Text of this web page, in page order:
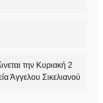
την Κυριακή 2
Άγγελου Σικελιανού